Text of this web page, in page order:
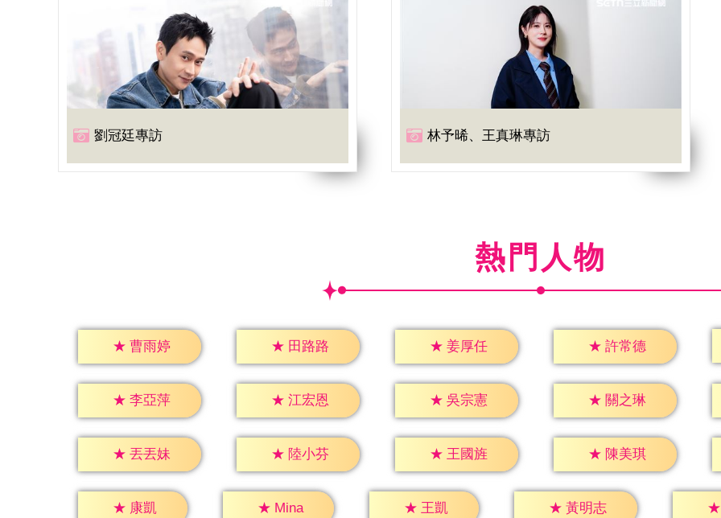
劉冠廷專訪 林予晞、王真琳專訪
熱門人物
★ 曹雨婷 ★ 田路路 ★ 姜厚任 ★ 許常德
★ 李亞萍 ★ 江宏恩 ★ 吳宗憲 ★ 關之琳
★ 丟丟妹 ★ 陸小芬 ★ 王國旌 ★ 陳美琪
★ 康凱 ★ Mina ★ 王凱 ★ 黃明志 ★